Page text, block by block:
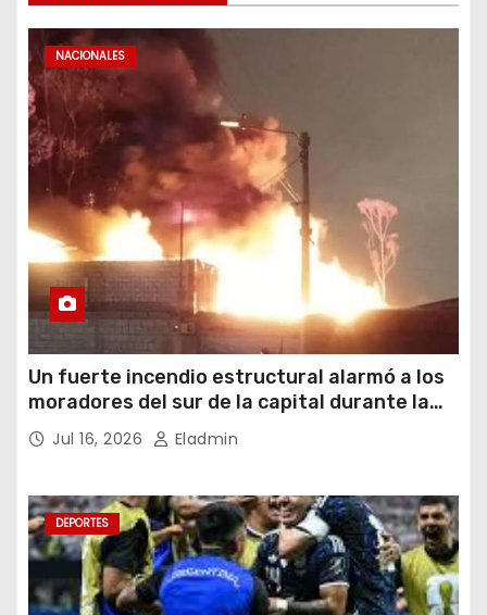
NACIONALES
Un fuerte incendio estructural alarmó a los
moradores del sur de la capital durante la
noche del miércoles 15 de julio de 2026
Jul 16, 2026 Eladmin
DEPORTES